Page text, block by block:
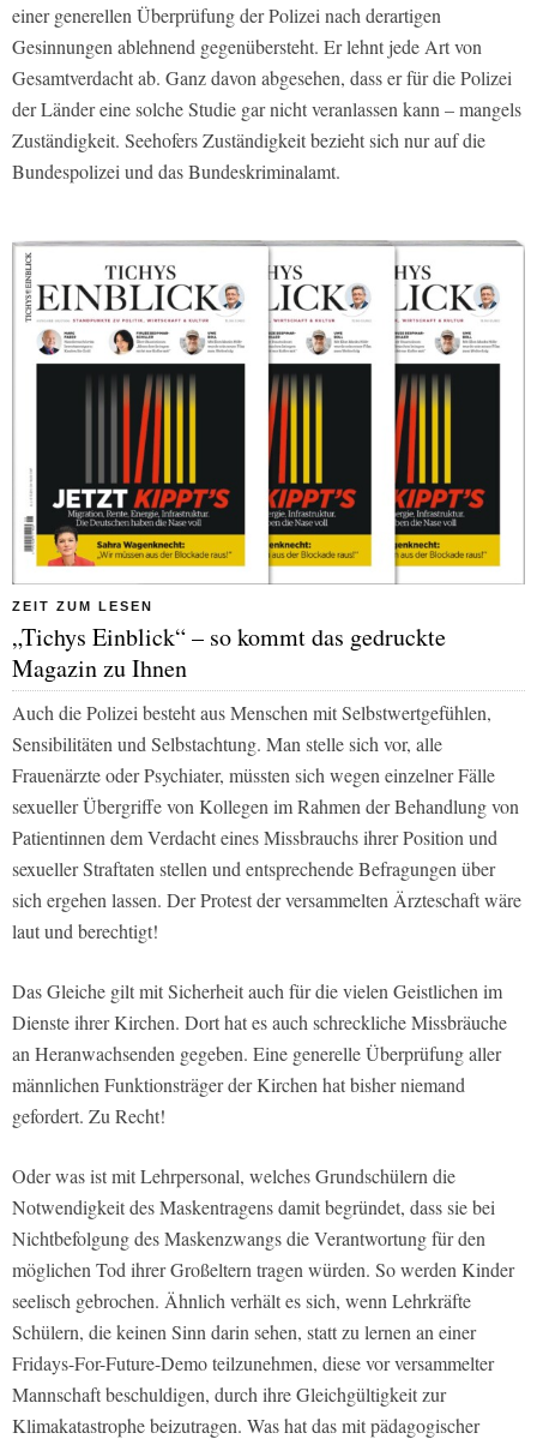
einer generellen Überprüfung der Polizei nach derartigen
Gesinnungen ablehnend gegenübersteht. Er lehnt jede Art von
Gesamtverdacht ab. Ganz davon abgesehen, dass er für die Polizei
der Länder eine solche Studie gar nicht veranlassen kann – mangels
Zuständigkeit. Seehofers Zuständigkeit bezieht sich nur auf die
Bundespolizei und das Bundeskriminalamt.
ZEIT ZUM LESEN
„Tichys Einblick“ – so kommt das gedruckte
Magazin zu Ihnen
Auch die Polizei besteht aus Menschen mit Selbstwertgefühlen,
Sensibilitäten und Selbstachtung. Man stelle sich vor, alle
Frauenärzte oder Psychiater, müssten sich wegen einzelner Fälle
sexueller Übergriffe von Kollegen im Rahmen der Behandlung von
Patientinnen dem Verdacht eines Missbrauchs ihrer Position und
sexueller Straftaten stellen und entsprechende Befragungen über
sich ergehen lassen. Der Protest der versammelten Ärzteschaft wäre
laut und berechtigt!
Das Gleiche gilt mit Sicherheit auch für die vielen Geistlichen im
Dienste ihrer Kirchen. Dort hat es auch schreckliche Missbräuche
an Heranwachsenden gegeben. Eine generelle Überprüfung aller
männlichen Funktionsträger der Kirchen hat bisher niemand
gefordert. Zu Recht!
Oder was ist mit Lehrpersonal, welches Grundschülern die
Notwendigkeit des Maskentragens damit begründet, dass sie bei
Nichtbefolgung des Maskenzwangs die Verantwortung für den
möglichen Tod ihrer Großeltern tragen würden. So werden Kinder
seelisch gebrochen. Ähnlich verhält es sich, wenn Lehrkräfte
Schülern, die keinen Sinn darin sehen, statt zu lernen an einer
Fridays-For-Future-Demo teilzunehmen, diese vor versammelter
Mannschaft beschuldigen, durch ihre Gleichgültigkeit zur
Klimakatastrophe beizutragen. Was hat das mit pädagogischer